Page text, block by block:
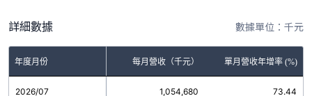
詳細數據 數據單位：千元
年度月份 每月營收（千元） 單月營收年增率 (%)
2026/07 1,054,680 73.44